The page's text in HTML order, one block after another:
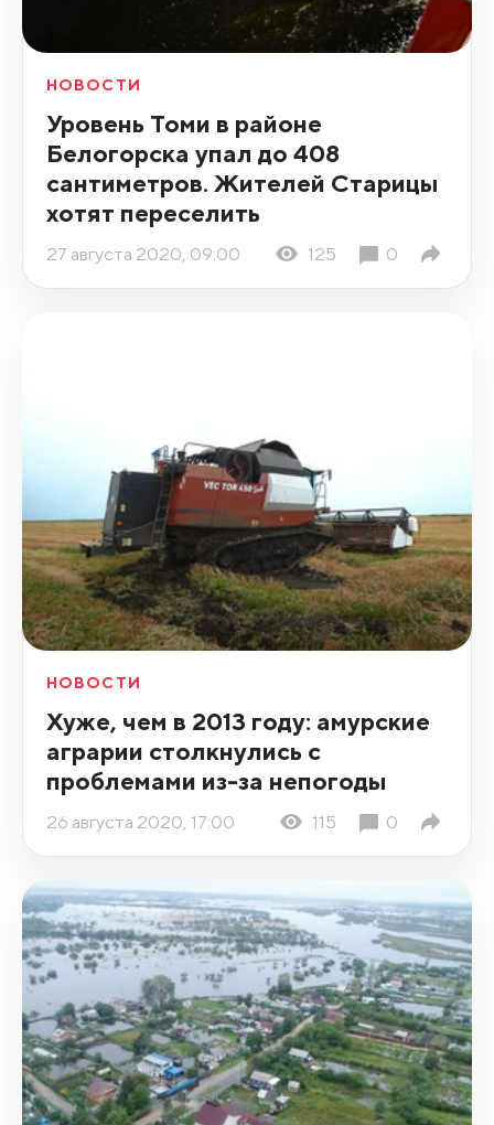
НОВОСТИ
Уровень Томи в районе
Белогорска упал до 408
сантиметров. Жителей Старицы
хотят переселить
27 августа 2020, 09:00 125 0
НОВОСТИ
Хуже, чем в 2013 году: амурские
аграрии столкнулись с
проблемами из-за непогоды
26 августа 2020, 17:00 115 0